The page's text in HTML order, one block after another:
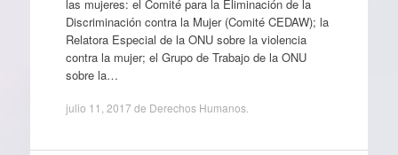
las mujeres: el Comité para la Eliminación de la
Discriminación contra la Mujer (Comité CEDAW); la
Relatora Especial de la ONU sobre la violencia
contra la mujer; el Grupo de Trabajo de la ONU
sobre la…
julio 11, 2017 de Derechos Humanos.